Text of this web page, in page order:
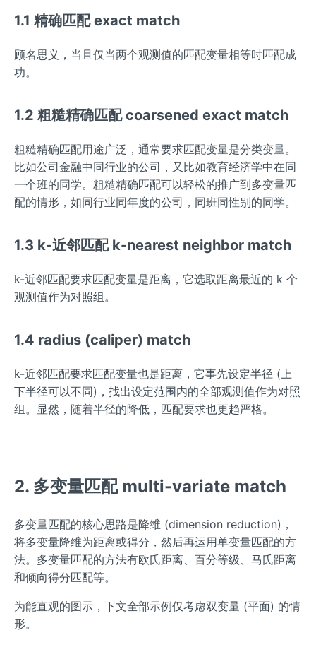
1.1 精确匹配 exact match
顾名思义，当且仅当两个观测值的匹配变量相等时匹配成
功。
1.2 粗糙精确匹配 coarsened exact match
粗糙精确匹配用途广泛，通常要求匹配变量是分类变量。
比如公司金融中同行业的公司，又比如教育经济学中在同
一个班的同学。粗糙精确匹配可以轻松的推广到多变量匹
配的情形，如同行业同年度的公司，同班同性别的同学。
1.3 k-近邻匹配 k-nearest neighbor match
k-近邻匹配要求匹配变量是距离，它选取距离最近的 k 个
观测值作为对照组。
1.4 radius (caliper) match
k-近邻匹配要求匹配变量也是距离，它事先设定半径 (上
下半径可以不同)，找出设定范围内的全部观测值作为对照
组。显然，随着半径的降低，匹配要求也更趋严格。
2. 多变量匹配 multi-variate match
多变量匹配的核心思路是降维 (dimension reduction)，
将多变量降维为距离或得分，然后再运用单变量匹配的方
法。多变量匹配的方法有欧氏距离、百分等级、马氏距离
和倾向得分匹配等。
为能直观的图示，下文全部示例仅考虑双变量 (平面) 的情
形。